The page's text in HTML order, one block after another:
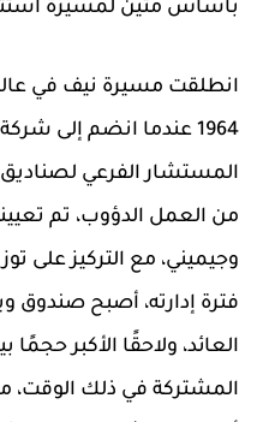
بأساس متين لمسيرة
انطلقت مسيرة نيف في
1964 عندما انضم إلى
المستشار الفرعي
من العمل الدؤوب، تم
وجيميني، مع التركيز على
فترة إدارته، أصبح صندوق
العائد، ولاحقًا الأكبر
المشتركة في ذلك الوقت،